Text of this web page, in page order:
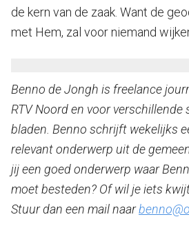
de kern van de zaak. Want de
met Hem, zal voor niemand
Benno de Jongh is freelance
RTV Noord en voor verschillende
bladen. Benno schrijft wekelijks
relevant onderwerp uit de
jij een goed onderwerp waar
moet besteden? Of wil je iets
Stuur dan een mail naar